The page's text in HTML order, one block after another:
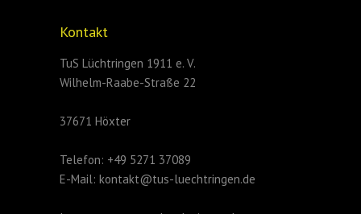
Kontakt
TuS Lüchtringen 1911 e. V.
Wilhelm-Raabe-Straße 22
37671 Höxter
Telefon: +49 5271 37089
E-Mail: kontakt@tus-luechtringen.de